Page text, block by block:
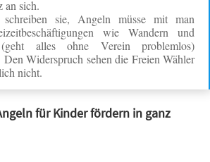
an sich.
schreiben sie, Angeln müsse mit man
wie Wandern und
alles ohne Verein problemlos)
Den Widerspruch sehen die Freien Wähler
nicht.
für Kinder fördern in ganz